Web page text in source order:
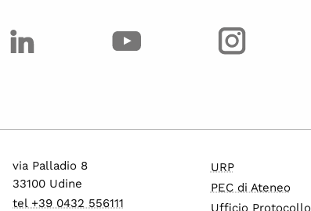
via Palladio 8
33100 Udine
tel +39 0432 556111
URP
PEC di Ateneo
Ufficio Protocollo